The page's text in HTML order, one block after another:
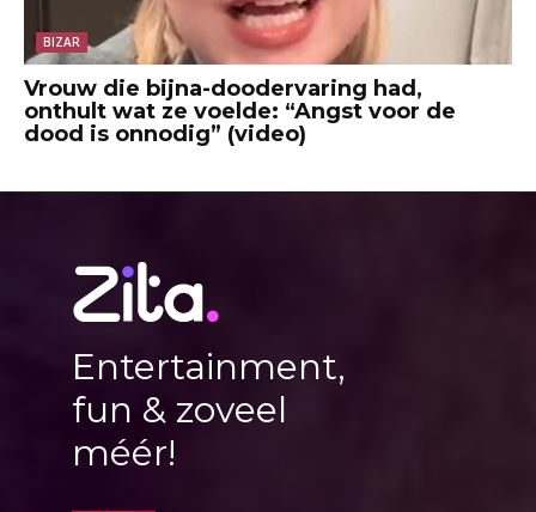
BIZAR
Vrouw die bijna-doodervaring had,
onthult wat ze voelde: “Angst voor de
dood is onnodig” (video)
Entertainment,
fun & zoveel
méér!